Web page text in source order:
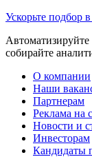
Ускорьте подбор
Автоматизируйте
собирайте
О компании
Наши
Партнерам
Реклама на
Новости и
Инвесторам
Кандидаты